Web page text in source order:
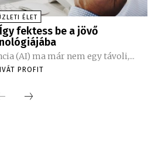
ÉLET
fektess be a jövő
(AI) ma már nem egy távoli,...
PROFIT